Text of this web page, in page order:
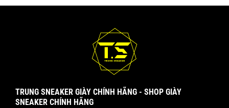
TRUNG SNEAKER GIÀY CHÍNH HÃNG - SHOP GIÀY
SNEAKER CHÍNH HÃNG